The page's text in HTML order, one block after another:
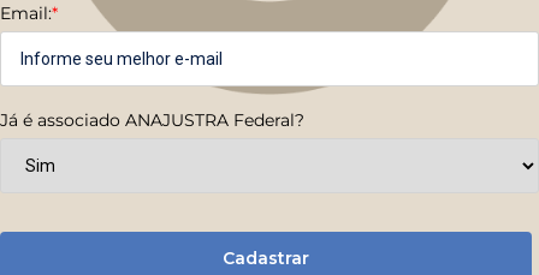
Email:*
Já é associado ANAJUSTRA Federal?
Cadastrar